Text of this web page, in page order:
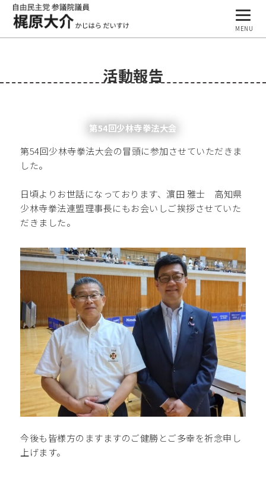
活動報告
第54回少林寺拳法大会
第54回少林寺拳法大会の冒頭に参加させていただきま
した。
日頃よりお世話になっております、濵田 雅士 高知県
少林寺拳法連盟理事長にもお会いしご挨拶させていた
だきました。
今後も皆様方のますますのご健勝とご多幸を祈念申し
上げます。
MENU
ブログ